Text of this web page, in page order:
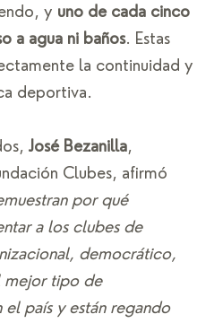
y uno de cada cinco
a agua ni baños. Estas
la continuidad y
deportiva.
José Bezanilla,
Clubes, afirmó
por qué
a los clubes de
democrático,
mejor tipo de
el país y están regando